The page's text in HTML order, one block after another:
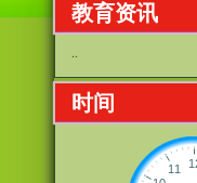
教育资讯
..
时间